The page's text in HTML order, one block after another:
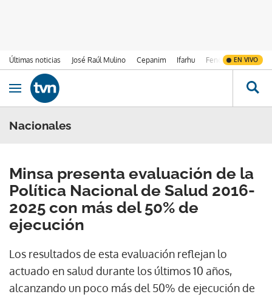
Últimas noticias José Raúl Mulino Cepanim Ifarhu Fenómeno de El
EN VIVO
Ir al contenido
Obrir navegació
Nacionales
Minsa presenta evaluación de la
Política Nacional de Salud 2016-
2025 con más del 50% de
ejecución
Los resultados de esta evaluación reflejan lo
actuado en salud durante los últimos 10 años,
alcanzando un poco más del 50% de ejecución de